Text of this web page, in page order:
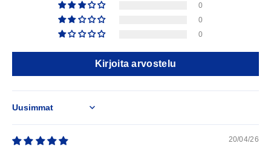
0
0
0
Kirjoita arvostelu
Sort by
20/04/26